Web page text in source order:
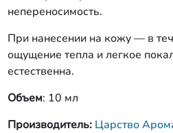
непереносимость.
При нанесении на кожу — в
ощущение тепла и легкое
естественна.
Объем: 10 мл
Производитель: Царство